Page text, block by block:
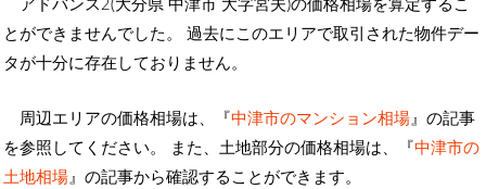
とができませんでした。 過去にこのエリアで取引された物件デー
タが十分に存在しておりません。
周辺エリアの価格相場は、『中津市のマンション相場』の記事
を参照してください。 また、土地部分の価格相場は、『中津市の
土地相場』の記事から確認することができます。